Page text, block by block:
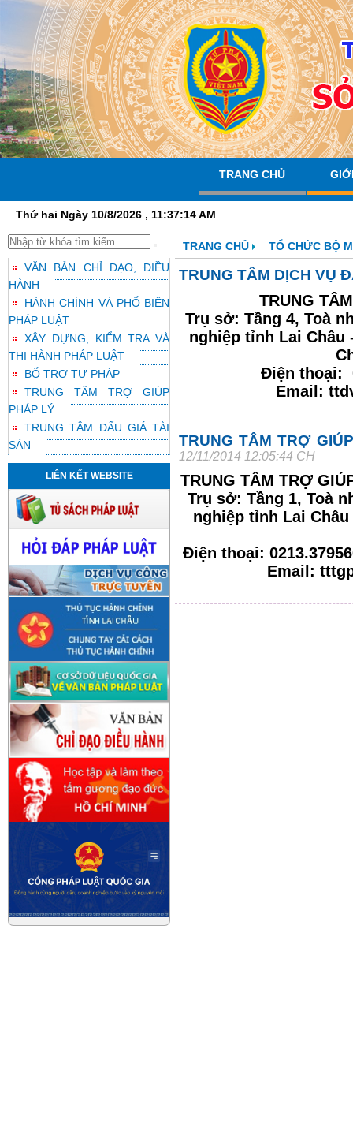
TRANG CHỦ
Thứ hai Ngày 10/8/2026 , 11:37:15 AM
VĂN BẢN CHỈ ĐẠO, ĐIỀU
HÀNH
HÀNH CHÍNH VÀ PHỔ BIẾN
PHÁP LUẬT
XÂY DỰNG, KIỂM TRA VÀ
THI HÀNH PHÁP LUẬT
BỔ TRỢ TƯ PHÁP
TRUNG TÂM TRỢ GIÚP
PHÁP LÝ
TRUNG TÂM ĐẤU GIÁ TÀI
SẢN
LIÊN KẾT WEBSITE
TRANG CHỦ TỔ CHỨC BỘ
TRUNG TÂM DỊCH VỤ
TRUNG
Trụ sở: Tầng 4, Toà
nghiệp tỉnh Lai
Điện thoại:
Email:
TRUNG TÂM TRỢ
12/11/2014 12:05:44 CH
TRUNG TÂM TRỢ
Trụ sở: Tầng 1, Toà
nghiệp tỉnh Lai
Điện thoại:
Email: